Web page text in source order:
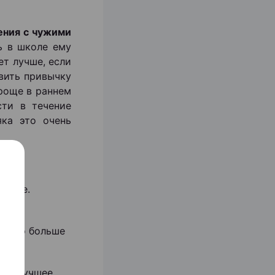
с чужими
в школе ему
лучше, если
привычку
в раннем
в течение
это очень
больше
лучшее